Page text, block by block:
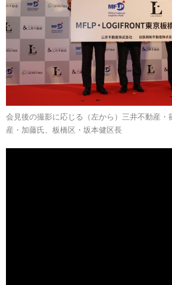
会見後の撮影に応じる（左から）三井不動産・
産・加藤氏、板橋区・坂本健区長